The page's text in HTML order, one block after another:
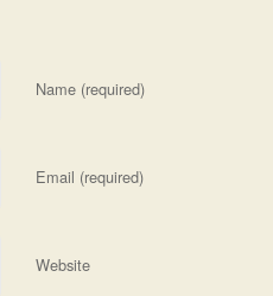
Name (required)
Email (required)
Website